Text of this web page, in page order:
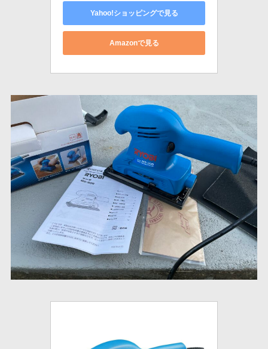
Yahoo!ショッピングで見る
Amazonで見る